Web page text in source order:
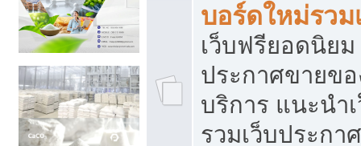
บอร์ดใหม่รว
เว็บฟรียอดนิย
ประกาศขายข
บริการ แนะนำ
รวมเว็บประกา